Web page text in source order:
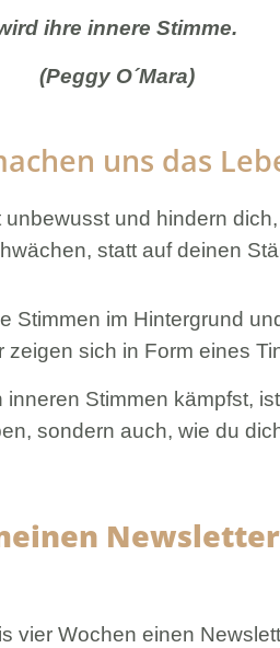
ihre innere Stimme.
(Peggy O´Mara)
uns das
und hindern
statt auf deinen
Stimmen im Hintergrund
sich in Form eines
Stimmen kämpfst,
sondern auch, wie du
vier Wochen einen